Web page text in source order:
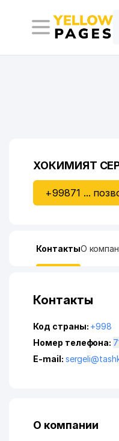
ХОКИМИЯТ
+99871 ...
КонтактыО
Контакты
Код страны: +998
Номер телефона:
E-mail:
О компании